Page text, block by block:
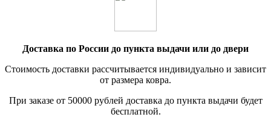
Доставка по России до пункта выдачи или до двери
Стоимость доставки рассчитывается индивидуально и зависит
от размера ковра.
При заказе от 50000 рублей доставка до пункта выдачи будет
бесплатной.